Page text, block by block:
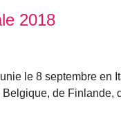
2018
le 8 septembre en
de Finlande,